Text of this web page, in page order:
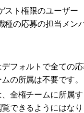
スト権限のユーザー
種の応募の担当メン
フォルトで全ての
の所属は不要です。
全権チームに所属
できるようにはな